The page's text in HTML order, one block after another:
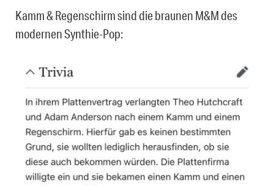
Kamm & Regenschirm sind die braunen M&M des
modernen Synthie-Pop: